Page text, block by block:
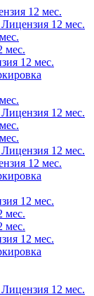
12 мес.
12 мес.
мес.
12 мес.
12 мес.
12 мес.
12 мес.
12 мес.
мес.
мес.
12 мес.
12 мес.